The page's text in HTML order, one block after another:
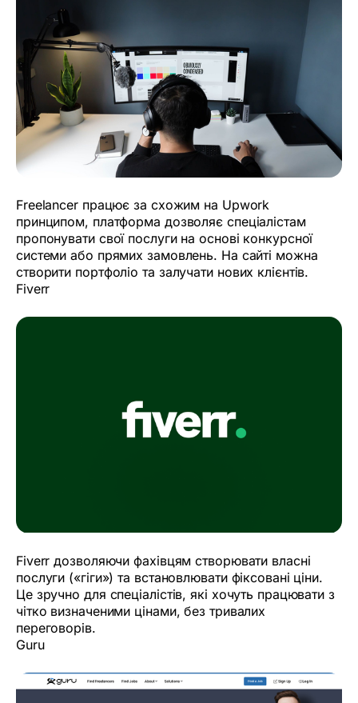
Freelancer працює за схожим на Upwork
принципом, платформа дозволяє спеціалістам
пропонувати свої послуги на основі конкурсної
системи або прямих замовлень. На сайті можна
створити портфоліо та залучати нових клієнтів.
Fiverr
Fiverr дозволяючи фахівцям створювати власні
послуги («гіги») та встановлювати фіксовані ціни.
Це зручно для спеціалістів, які хочуть працювати з
чітко визначеними цінами, без тривалих
переговорів.
Guru